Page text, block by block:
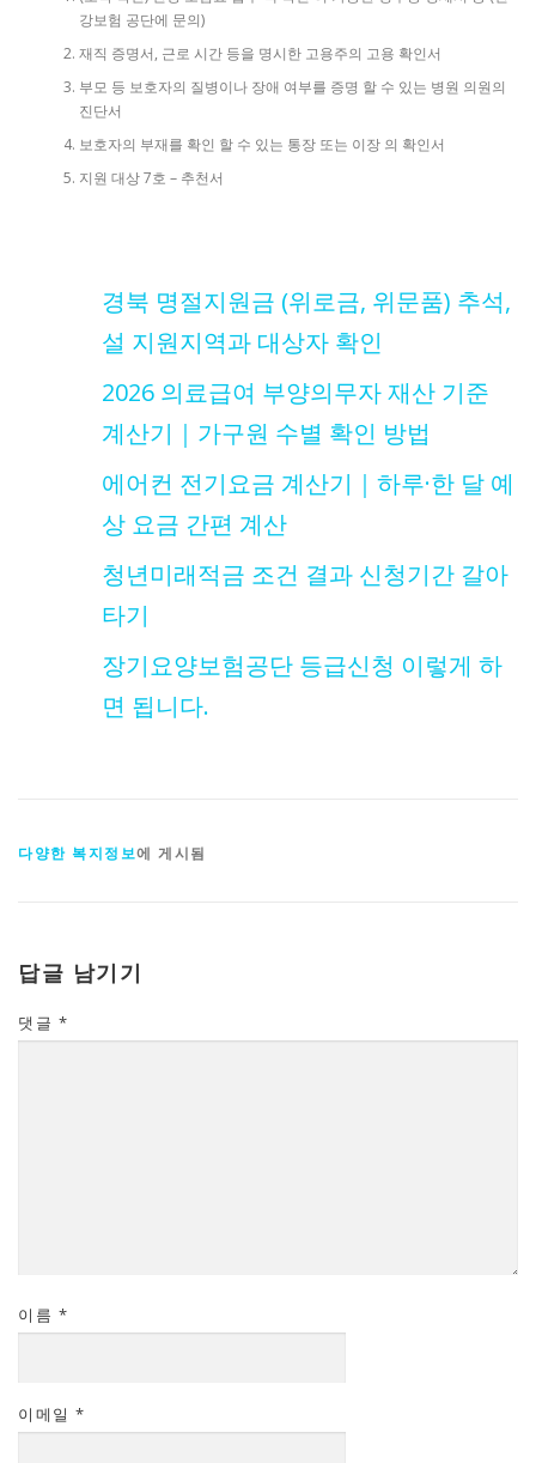
강보험 공단에 문의)
재직 증명서, 근로 시간 등을 명시한 고용주의 고용 확인서
부모 등 보호자의 질병이나 장애 여부를 증명 할 수 있는 병원 의원의
진단서
보호자의 부재를 확인 할 수 있는 통장 또는 이장 의 확인서
지원 대상 7호 – 추천서
경북 명절지원금 (위로금, 위문품) 추석,
설 지원지역과 대상자 확인
2026 의료급여 부양의무자 재산 기준
계산기｜가구원 수별 확인 방법
에어컨 전기요금 계산기｜하루·한 달 예
상 요금 간편 계산
청년미래적금 조건 결과 신청기간 갈아
타기
장기요양보험공단 등급신청 이렇게 하
면 됩니다.
다양한 복지정보에 게시됨
답글 남기기
댓글 *
이름 *
이메일 *